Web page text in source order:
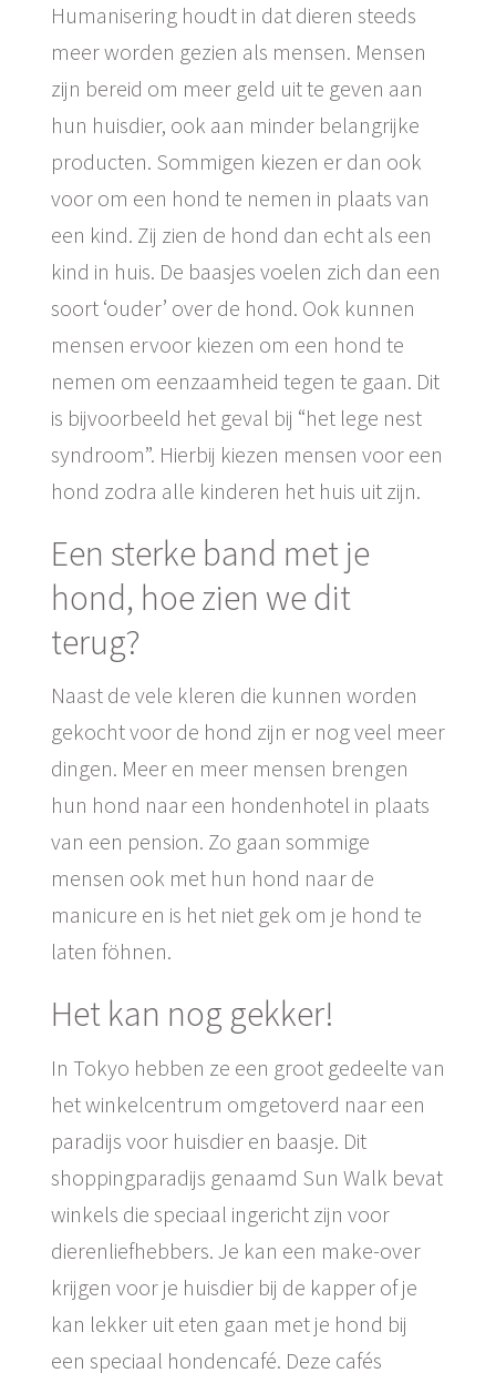
Humanisering houdt in dat dieren steeds
meer worden gezien als mensen. Mensen
zijn bereid om meer geld uit te geven aan
hun huisdier, ook aan minder belangrijke
producten. Sommigen kiezen er dan ook
voor om een hond te nemen in plaats van
een kind. Zij zien de hond dan echt als een
kind in huis. De baasjes voelen zich dan een
soort ‘ouder’ over de hond. Ook kunnen
mensen ervoor kiezen om een hond te
nemen om eenzaamheid tegen te gaan. Dit
is bijvoorbeeld het geval bij “het lege nest
syndroom”. Hierbij kiezen mensen voor een
hond zodra alle kinderen het huis uit zijn.
Een sterke band met je
hond, hoe zien we dit
terug?
Naast de vele kleren die kunnen worden
gekocht voor de hond zijn er nog veel meer
dingen. Meer en meer mensen brengen
hun hond naar een hondenhotel in plaats
van een pension. Zo gaan sommige
mensen ook met hun hond naar de
manicure en is het niet gek om je hond te
laten föhnen.
Het kan nog gekker!
In Tokyo hebben ze een groot gedeelte van
het winkelcentrum omgetoverd naar een
paradijs voor huisdier en baasje. Dit
shoppingparadijs genaamd Sun Walk bevat
winkels die speciaal ingericht zijn voor
dierenliefhebbers. Je kan een make-over
krijgen voor je huisdier bij de kapper of je
kan lekker uit eten gaan met je hond bij
een speciaal hondencafé. Deze cafés